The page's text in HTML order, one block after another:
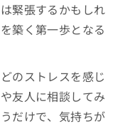
緊張するかもしれ
築く第一歩となる
のストレスを感じ
友人に相談してみ
だけで、気持ちが